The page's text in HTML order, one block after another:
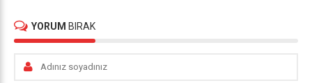
YORUM BIRAK